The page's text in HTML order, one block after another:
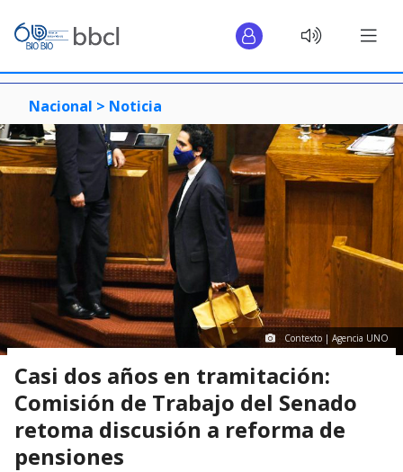
Nacional > Noticia
Contexto | Agencia UNO
Casi dos años en tramitación:
Comisión de Trabajo del Senado
retoma discusión a reforma de
pensiones